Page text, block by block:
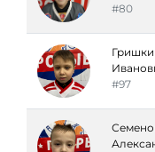
#80
#97